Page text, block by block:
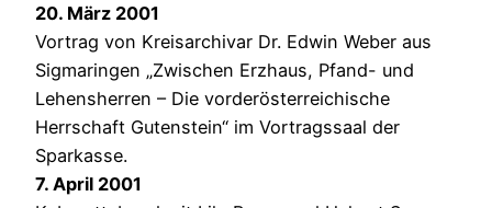
20. März 2001
Vortrag von Kreisarchivar Dr. Edwin Weber aus
Sigmaringen „Zwischen Erzhaus, Pfand- und
Lehensherren – Die vorderösterreichische
Herrschaft Gutenstein“ im Vortragssaal der
Sparkasse.
7. April 2001